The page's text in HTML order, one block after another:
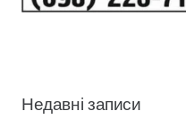
Недавні записи